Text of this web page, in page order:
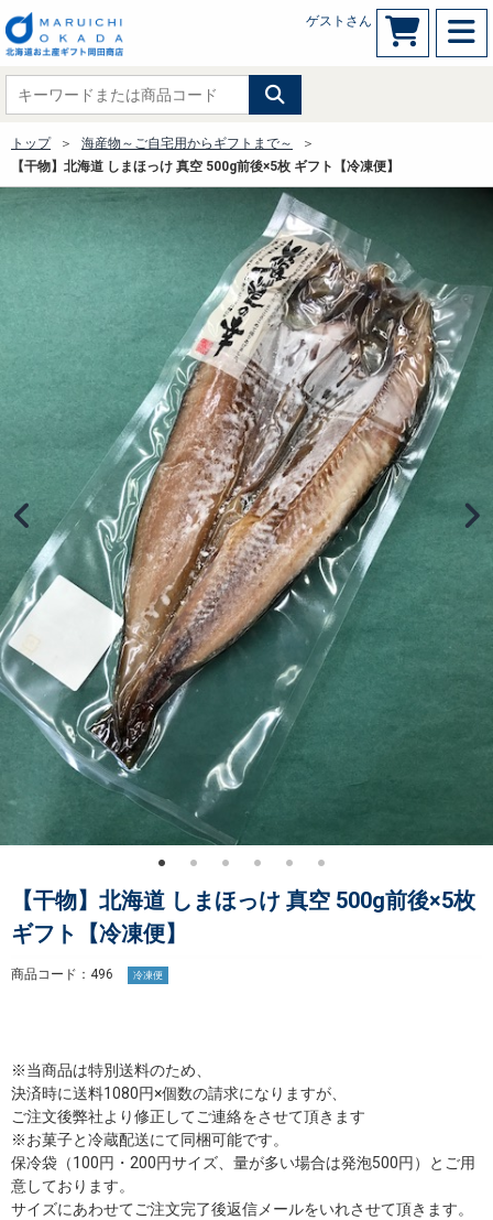
ゲストさん
トップ
海産物～ご自宅用からギフトまで～
【干物】北海道 しまほっけ 真空 500g前後×5枚 ギフト【冷凍便】
【干物】北海道 しまほっけ 真空 500g前後×5枚
ギフト【冷凍便】
商品コード：496 冷凍便
※当商品は特別送料のため、
決済時に送料1080円×個数の請求になりますが、
ご注文後弊社より修正してご連絡をさせて頂きます
※お菓子と冷蔵配送にて同梱可能です。
保冷袋（100円・200円サイズ、量が多い場合は発泡500円）とご用
意しております。
サイズにあわせてご注文完了後返信メールをいれさせて頂きます。